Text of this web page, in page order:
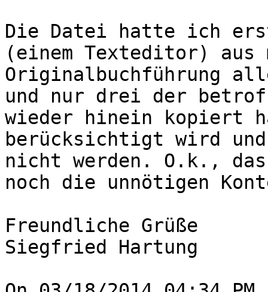
Die Datei hatte ich
(einem Texteditor) aus
Originalbuchführung
und nur drei der
wieder hinein kopiert
berücksichtigt wird
nicht werden. O.k.,
noch die unnötigen
Freundliche Grüße
Siegfried Hartung